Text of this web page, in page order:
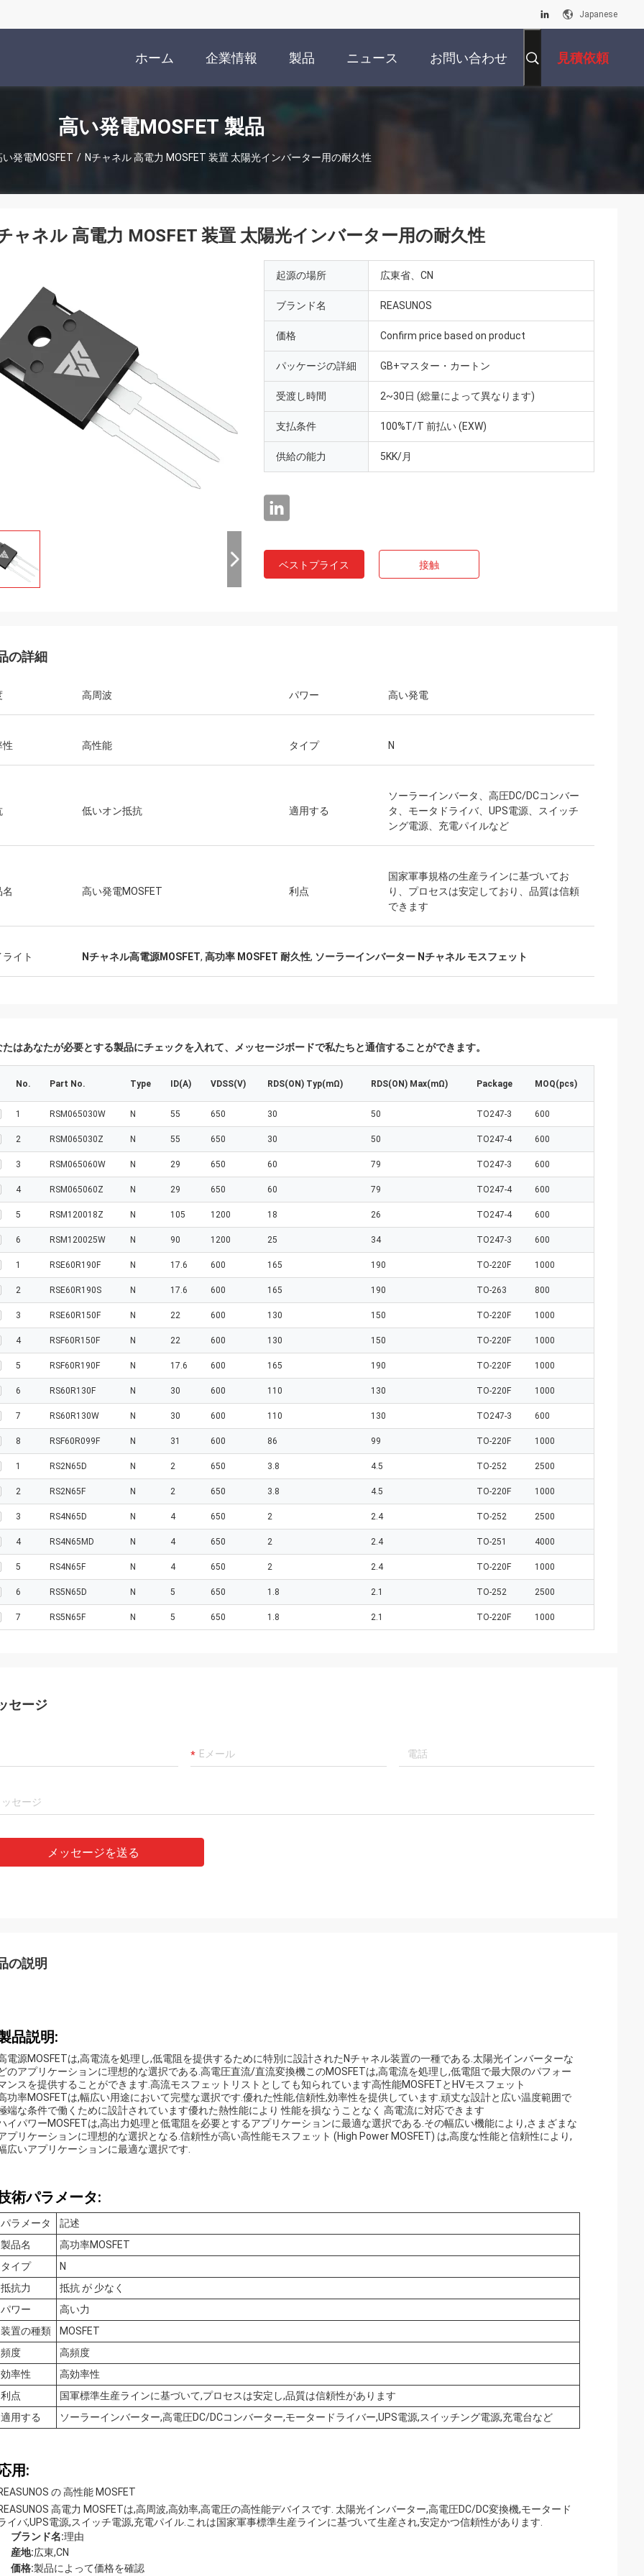
Japanese
ホーム 企業情報 製品 ニュース お問い合わせ 見積依頼
高い発電MOSFET 製品
い発電MOSFET / Nチャネル 高電力 MOSFET 装置 太陽光インバーター用の耐久性
ャネル 高電力 MOSFET 装置 太陽光インバーター用の耐久性
起源の場所 広東省、CN
ブランド名 REASUNOS
価格 Confirm price based on product
パッケージの詳細 GB+マスター・カートン
受渡し時間 2~30日 (総量によって異なります)
支払条件 100%T/T 前払い (EXW)
供給の能力 5KK/月
ベストプライス 接触
の詳細
高周波 パワー 高い発電
性 高性能 タイプ N
低いオン抵抗 適用する
ソーラーインバータ、高圧DC/DCコンバー
タ、モータドライバ、UPS電源、スイッチ
ング電源、充電パイルなど
名 高い発電MOSFET 利点
国家軍事規格の生産ラインに基づいてお
り、プロセスは安定しており、品質は信頼
できます
イト Nチャネル高電源MOSFET, 高功率 MOSFET 耐久性, ソーラーインバーター Nチャネル モスフェット
たはあなたが必要とする製品にチェックを入れて、メッセージボードで私たちと通信することができます。
No. Part No. Type ID(A) VDSS(V) RDS(ON) Typ(mΩ) RDS(ON) Max(mΩ) Package MOQ(pcs)
1 RSM065030W N 55 650 30 50 TO247-3 600
2 RSM065030Z N 55 650 30 50 TO247-4 600
3 RSM065060W N 29 650 60 79 TO247-3 600
4 RSM065060Z N 29 650 60 79 TO247-4 600
5 RSM120018Z N 105 1200 18 26 TO247-4 600
6 RSM120025W N 90 1200 25 34 TO247-3 600
1 RSE60R190F N 17.6 600 165 190 TO-220F 1000
2 RSE60R190S N 17.6 600 165 190 TO-263 800
3 RSE60R150F N 22 600 130 150 TO-220F 1000
4 RSF60R150F N 22 600 130 150 TO-220F 1000
5 RSF60R190F N 17.6 600 165 190 TO-220F 1000
6 RS60R130F N 30 600 110 130 TO-220F 1000
7 RS60R130W N 30 600 110 130 TO247-3 600
8 RSF60R099F N 31 600 86 99 TO-220F 1000
1 RS2N65D N 2 650 3.8 4.5 TO-252 2500
2 RS2N65F N 2 650 3.8 4.5 TO-220F 1000
3 RS4N65D N 4 650 2 2.4 TO-252 2500
4 RS4N65MD N 4 650 2 2.4 TO-251 4000
5 RS4N65F N 4 650 2 2.4 TO-220F 1000
6 RS5N65D N 5 650 1.8 2.1 TO-252 2500
7 RS5N65F N 5 650 1.8 2.1 TO-220F 1000
セージ
メッセージを送る
の説明
品説明:
電源MOSFETは,高電流を処理し,低電阻を提供するために特別に設計されたNチャネル装置の一種である.太陽光インバーターな
のアプリケーションに理想的な選択である.高電圧直流/直流変換機このMOSFETは,高電流を処理し,低電阻で最大限のパフォー
ンスを提供することができます.高流モスフェットリストとしても知られています高性能MOSFETとHVモスフェット
功率MOSFETは,幅広い用途において完璧な選択です.優れた性能,信頼性,効率性を提供しています.頑丈な設計と広い温度範囲で
端な条件で働くために設計されています優れた熱性能により 性能を損なうことなく 高電流に対応できます
イパワーMOSFETは,高出力処理と低電阻を必要とするアプリケーションに最適な選択である.その幅広い機能により,さまざまな
プリケーションに理想的な選択となる.信頼性が高い高性能モスフェット (High Power MOSFET) は,高度な性能と信頼性により,
広いアプリケーションに最適な選択です.
術パラメータ:
パラメータ
記述
製品名
高功率MOSFET
タイプ
N
抵抗力
抵抗 が 少なく
パワー
高い力
装置の種類
MOSFET
頻度
高頻度
効率性
高効率性
利点
国軍標準生産ラインに基づいて,プロセスは安定し,品質は信頼性があります
適用する
ソーラーインバーター,高電圧DC/DCコンバーター,モータードライバー,UPS電源,スイッチング電源,充電台など
用:
の 高性能 MOSFET
高電力 MOSFETは,高周波,高効率,高電圧の高性能デバイスです. 太陽光インバーター,高電圧DC/DC変換機,モータード
イバ,UPS電源,スイッチ電源,充電パイル.これは国家軍事標準生産ラインに基づいて生産され,安定かつ信頼性があります.
ブランド名:理由
産地:広東,CN
価格:製品によって価格を確認